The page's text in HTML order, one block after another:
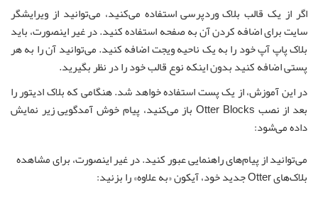
اگر از یک قالب بلاک وردپرسی استفاده می‌کنید، می‌توانید از ویرایشگر
سایت برای اضافه کردن آن به صفحه استفاده کنید. در غیر اینصورت، باید
بلاک پاپ آپ خود را به یک ناحیه ویجت اضافه کنید. می‌توانید آن را به هر
پستی اضافه کنید بدون اینکه نوع قالب خود را در نظر بگیرید.
در این آموزش، از یک پست استفاده خواهد شد. هنگامی که بلاک ادیتور را
بعد از نصب Otter Blocks باز می‌کنید، پیام خوش آمدگویی زیر نمایش
داده می‌شود:
می‌توانید از پیام‌های راهنمایی عبور کنید. در غیر اینصورت، برای مشاهده
بلاک‌های Otter جدید خود، آیکون «به علاوه» را بزنید: